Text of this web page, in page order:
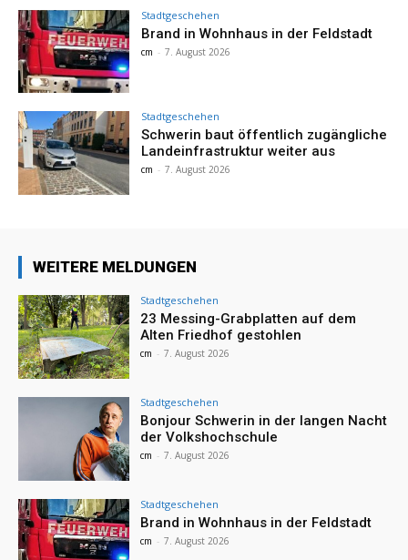
Stadtgeschehen
Brand in Wohnhaus in der Feldstadt
cm - 7. August 2026
Stadtgeschehen
Schwerin baut öffentlich zugängliche
Landeinfrastruktur weiter aus
cm - 7. August 2026
WEITERE MELDUNGEN
Stadtgeschehen
23 Messing-Grabplatten auf dem
Alten Friedhof gestohlen
cm - 7. August 2026
Stadtgeschehen
Bonjour Schwerin in der langen Nacht
der Volkshochschule
cm - 7. August 2026
Stadtgeschehen
Brand in Wohnhaus in der Feldstadt
cm - 7. August 2026